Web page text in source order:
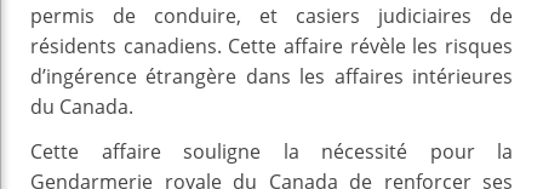
permis de conduire, et casiers judiciaires de
résidents canadiens. Cette affaire révèle les risques
d’ingérence étrangère dans les affaires intérieures
du Canada.
Cette affaire souligne la nécessité pour la
Gendarmerie royale du Canada de renforcer ses